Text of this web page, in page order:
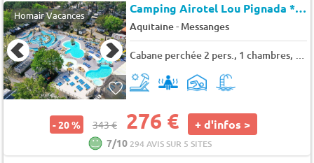
Homair Vacances Camping Airotel Lou Pignada *
Aquitaine- Messanges
Cabane perchée 2 pers., 1 chambres, 7 m²
- 20 % 343 € 276 € + d'infos >
7/10 294 AVIS SUR 5 SITES